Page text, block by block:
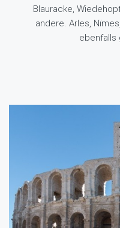
Blauracke,
andere. Arles,
ebenfalls